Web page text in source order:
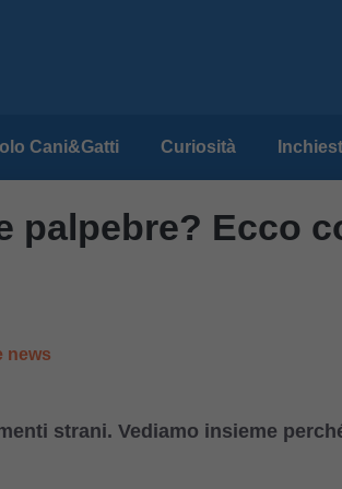
Cani&Gatti Curiosità
palpebre? Ecco
news
strani. Vediamo insieme